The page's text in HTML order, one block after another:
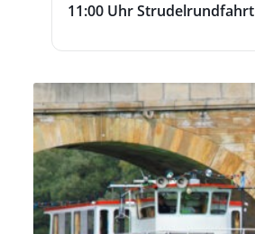
11:00 Uhr Strudelrundfahrt